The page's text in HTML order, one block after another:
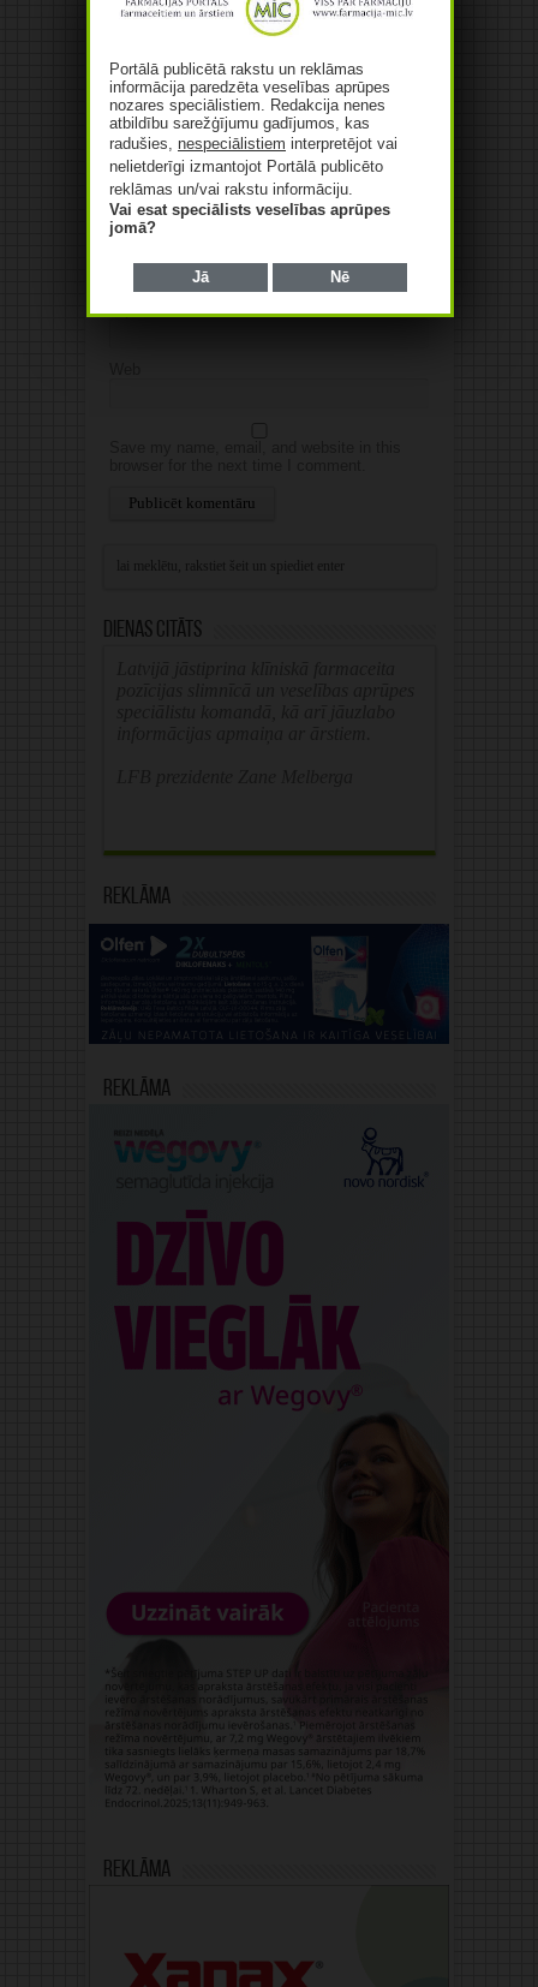
Jūsu e-pasta adrese netiks
E-pasts *
Dienas citāts
Reklāma
Reklāma
Reklāma
Portālā publicētā rakstu un reklāmas
informācija paredzēta veselības aprūpes
nozares speciālistiem. Redakcija nenes
atbildību sarežģījumu gadījumos, kas
radušies, nespeciālistiem interpretējot vai
nelietderīgi izmantojot Portālā publicēto
reklāmas un/vai rakstu informāciju.
Vai esat speciālists veselības aprūpes
jomā?
Jā Nē